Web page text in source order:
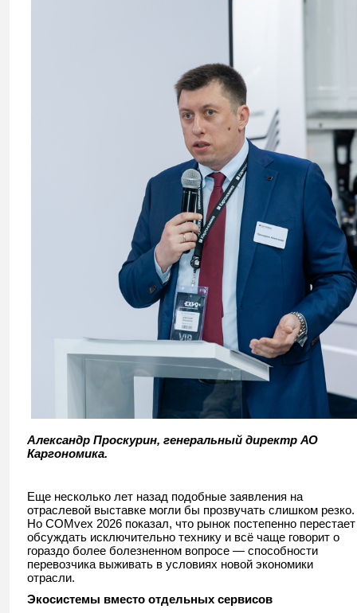
Александр Проскурин, генеральный директр АО
Каргономика.
Еще несколько лет назад подобные заявления на
отраслевой выставке могли бы прозвучать слишком резко.
Но COMvex 2026 показал, что рынок постепенно перестает
обсуждать исключительно технику и всё чаще говорит о
гораздо более болезненном вопросе — способности
перевозчика выживать в условиях новой экономики
отрасли.
Экосистемы вместо отдельных сервисов